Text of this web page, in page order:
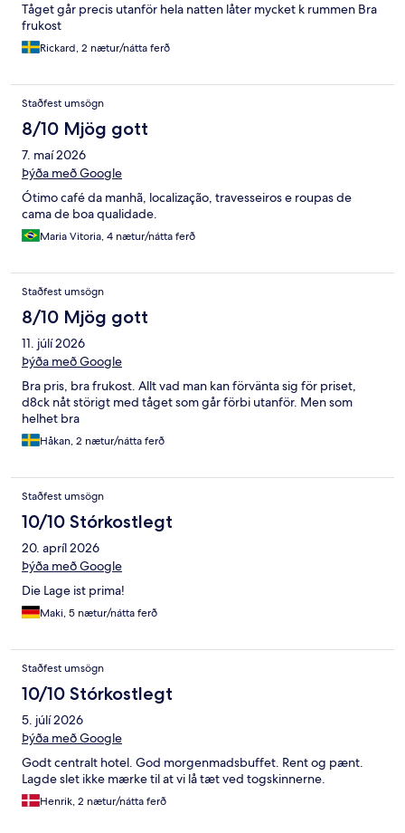
Tåget går precis utanför hela natten låter mycket k rummen Bra
frukost
Rickard, 2 nætur/nátta ferð
Staðfest umsögn
8/10 Mjög gott
7. maí 2026
Þýða með Google
Ótimo café da manhã, localização, travesseiros e roupas de
cama de boa qualidade.
Maria Vitoria, 4 nætur/nátta ferð
Staðfest umsögn
8/10 Mjög gott
11. júlí 2026
Þýða með Google
Bra pris, bra frukost. Allt vad man kan förvänta sig för priset,
d8ck nåt störigt med tåget som går förbi utanför. Men som
helhet bra
Håkan, 2 nætur/nátta ferð
Staðfest umsögn
10/10 Stórkostlegt
20. apríl 2026
Þýða með Google
Die Lage ist prima!
Maki, 5 nætur/nátta ferð
Staðfest umsögn
10/10 Stórkostlegt
5. júlí 2026
Þýða með Google
Godt centralt hotel. God morgenmadsbuffet. Rent og pænt.
Lagde slet ikke mærke til at vi lå tæt ved togskinnerne.
Henrik, 2 nætur/nátta ferð